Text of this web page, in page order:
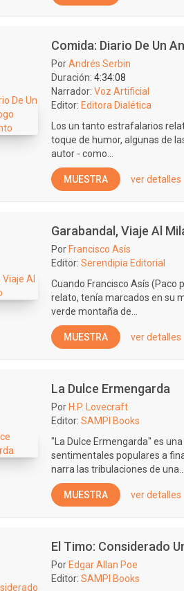
Comida: Diario De Un
PorAndrés Serbin
Duración: 4:34:08
Narrador: Voz Artificial
Editor: Editora Dialética
Los un tanto estrafalarios
toque de humor, algunas de
autor - como...
MUESTRA ver detalles
Garabandal, Viaje Al
Por Francisco Asís
Editor: Serendipia Editorial
Cuando Francisco Asís (Paco
relato, tenía marcados en su
verde montaña de...
MUESTRA ver detalles
La Dulce Ermengarda
Por H.P. Lovecraft
Editor: SAMPI Books
"La Dulce Ermengarda" es
sentimentales populares a
narra las tribulaciones de una...
MUESTRA ver detalles
El Timo: Considerado
Por Edgar Allan Poe
Editor: SAMPI Books